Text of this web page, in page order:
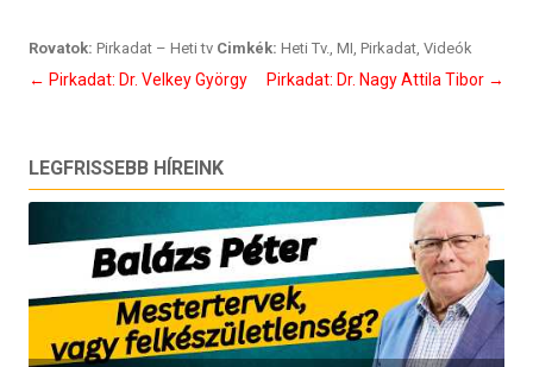
Rovatok: Pirkadat – Heti tv Cimkék: Heti Tv., MI, Pirkadat, Videók
Bejegyzés
← Pirkadat: Dr. Velkey György Pirkadat: Dr. Nagy Attila Tibor →
LEGFRISSEBB HÍREINK